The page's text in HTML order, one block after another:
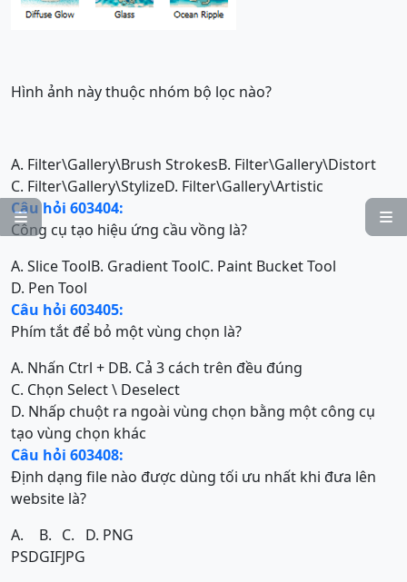


Hình ảnh này thuộc nhóm bộ lọc nào?
A. Filter\Gallery\Brush StrokesB. Filter\Gallery\Distort
C. Filter\Gallery\StylizeD. Filter\Gallery\Artistic
Câu hỏi 603404:
Công cụ tạo hiệu ứng cầu vồng là?
A. Slice ToolB. Gradient ToolC. Paint Bucket Tool
D. Pen Tool
Câu hỏi 603405:
Phím tắt để bỏ một vùng chọn là?
A. Nhấn Ctrl + DB. Cả 3 cách trên đều đúng
C. Chọn Select \ Deselect
D. Nhấp chuột ra ngoài vùng chọn bằng một công cụ
tạo vùng chọn khác
Câu hỏi 603408:
Định dạng file nào được dùng tối ưu nhất khi đưa lên
website là?
A.
PSD
B.
GIF
C.
JPG
D. PNG